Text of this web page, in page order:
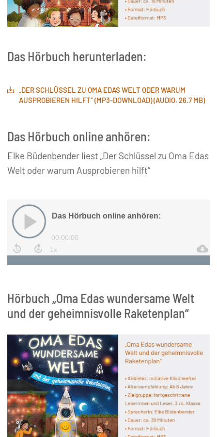
Das Hörbuch herunterladen:
„DER SCHLÜSSEL ZU OMA EDAS WELT ODER WARUM
AUSPROBIEREN HILFT“ (MP3-DOWNLOAD) (AUDIO, 26.7 MB)
Das Hörbuch online anhören:
Elke Büdenbender liest „Der Schlüssel zu Oma Edas
Welt oder warum Ausprobieren hilft“
Hörbuch „Oma Edas wundersame Welt
und der geheimnisvolle Raketenplan“